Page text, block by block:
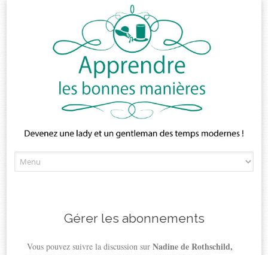
to
Gérer les abonnements
Vous pouvez suivre la discussion surNadine de Rothschild,